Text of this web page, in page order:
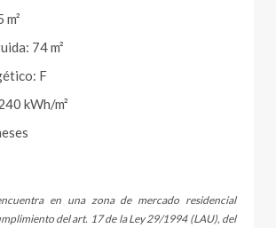
m²
74 m²
F
kWh/m²
en una zona de mercado residencial
del art. 17 de la Ley 29/1994 (LAU), del